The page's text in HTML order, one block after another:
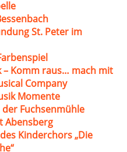
St. Peter im
– Komm raus… mach mit
Company
Momente
Fuchsenmühle
Abensberg
Kinderchors „Die